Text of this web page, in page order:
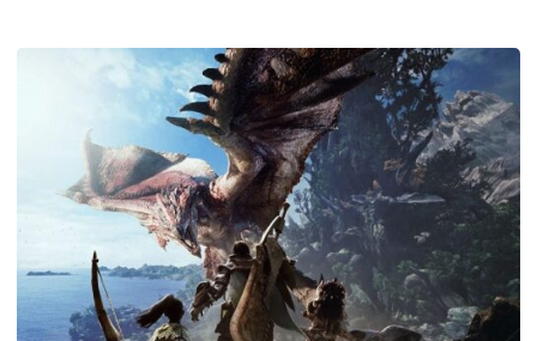
法"
ImageList
索
引
出